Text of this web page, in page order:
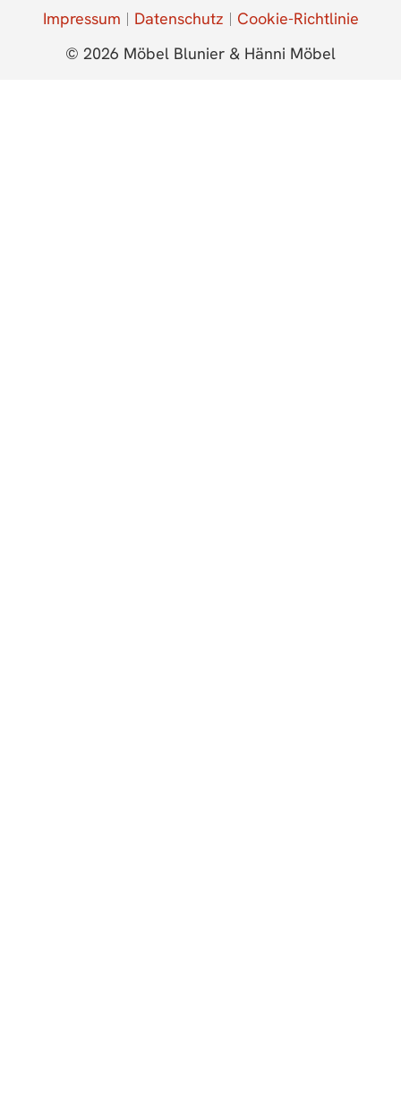
© 2026 Möbel Blunier & Hänni Möbel
Impressum Datenschutz Cookie-Richtlinie